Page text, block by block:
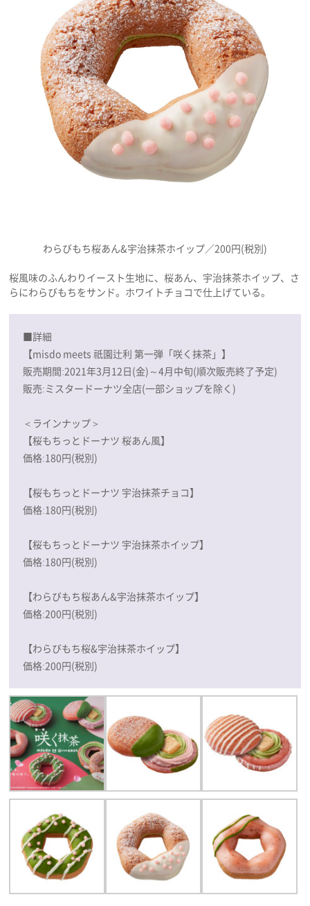
わらびもち桜あん&宇治抹茶ホイップ／200円(税別)
桜風味のふんわりイースト生地に、桜あん、宇治抹茶ホイップ、さ
らにわらびもちをサンド。ホワイトチョコで仕上げている。
■詳細
【misdo meets 祇園辻利 第一弾「咲く抹茶」】
販売期間:2021年3月12日(金)～4月中旬(順次販売終了予定)
販売:ミスタードーナツ全店(一部ショップを除く)
＜ラインナップ＞
【桜もちっとドーナツ 桜あん風】
価格:180円(税別)
【桜もちっとドーナツ 宇治抹茶チョコ】
価格:180円(税別)
【桜もちっとドーナツ 宇治抹茶ホイップ】
価格:180円(税別)
【わらびもち桜あん&宇治抹茶ホイップ】
価格:200円(税別)
【わらびもち桜&宇治抹茶ホイップ】
価格:200円(税別)